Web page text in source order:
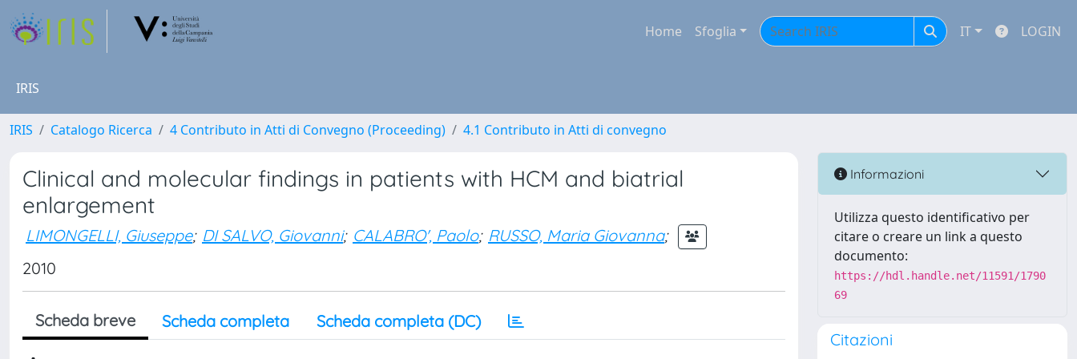
Home Sfoglia IT LOGIN
IRIS
IRIS Catalogo Ricerca 4 Contributo in Atti di Convegno (Proceeding) 4.1 Contributo in Atti di convegno
Clinical and molecular findings in patients with HCM and biatrial
enlargement
LIMONGELLI, Giuseppe; DI SALVO, Giovanni; CALABRO', Paolo; RUSSO, Maria Giovanna;
2010
Scheda breve Scheda completa Scheda completa (DC)
Informazioni
Utilizza questo identificativo per
citare o creare un link a questo
documento:
https://hdl.handle.net/11591/1790
69
Citazioni